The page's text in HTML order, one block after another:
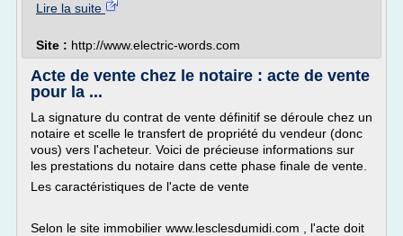
Lire la suite
Site : http://www.electric-words.com
Acte de vente chez le notaire : acte de vente
pour la ...
La signature du contrat de vente définitif se déroule chez un
notaire et scelle le transfert de propriété du vendeur (donc
vous) vers l'acheteur. Voici de précieuse informations sur
les prestations du notaire dans cette phase finale de vente.
Les caractéristiques de l'acte de vente
Selon le site immobilier www.lesclesdumidi.com , l'acte doit